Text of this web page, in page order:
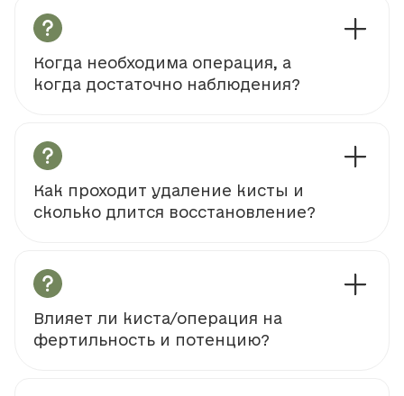
Когда необходима операция, а
когда достаточно наблюдения?
Как проходит удаление кисты и
сколько длится восстановление?
Влияет ли киста/операция на
фертильность и потенцию?